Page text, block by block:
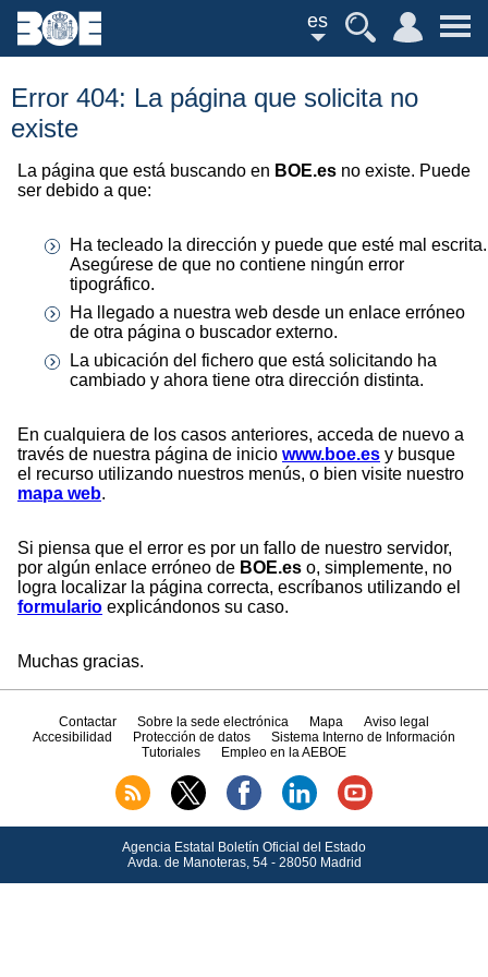
es
Error 404: La página que solicita no
existe
La página que está buscando en BOE.es no existe. Puede
ser debido a que:
Ha tecleado la dirección y puede que esté mal escrita.
Asegúrese de que no contiene ningún error
tipográfico.
Ha llegado a nuestra web desde un enlace erróneo
de otra página o buscador externo.
La ubicación del fichero que está solicitando ha
cambiado y ahora tiene otra dirección distinta.
En cualquiera de los casos anteriores, acceda de nuevo a
través de nuestra página de inicio www.boe.es y busque
el recurso utilizando nuestros menús, o bien visite nuestro
mapa web.
Si piensa que el error es por un fallo de nuestro servidor,
por algún enlace erróneo de BOE.es o, simplemente, no
logra localizar la página correcta, escríbanos utilizando el
formulario explicándonos su caso.
Muchas gracias.
Contactar Sobre la sede electrónica Mapa
Aviso legal
Accesibilidad
Protección de datos
Sistema Interno de Información
Tutoriales
Empleo en la AEBOE
Agencia Estatal Boletín Oficial del Estado
Avda.de Manoteras, 54 - 28050 Madrid